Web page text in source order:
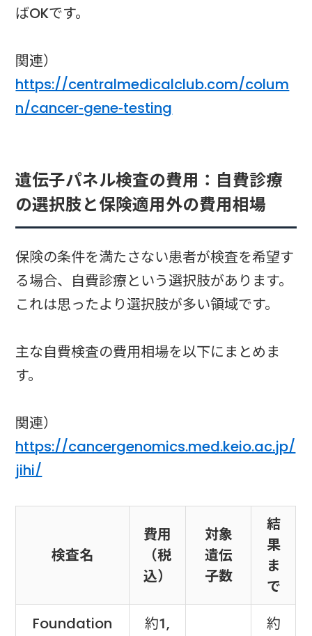
ばOKです。
関連）
https://centralmedicalclub.com/colum
n/cancer-gene-testing
遺伝子パネル検査の費用：自費診療
の選択肢と保険適用外の費用相場
保険の条件を満たさない患者が検査を希望す
る場合、自費診療という選択肢があります。
これは思ったより選択肢が多い領域です。
主な自費検査の費用相場を以下にまとめま
す。
関連）
https://cancergenomics.med.keio.ac.jp/
jihi/
検査名
費用
（税
込）
対象
遺伝
子数
結
果
ま
で
Foundation
約1,
約